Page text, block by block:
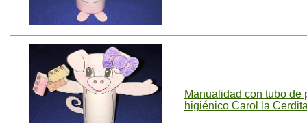
Manualidad con tubo de
higiénico Carol la